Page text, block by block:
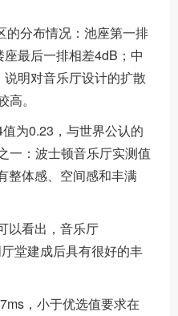
的分布情况：池座第一排
最后一排相差4dB；中
明对音乐厅设计的扩散
。
为0.23，与世界公认的
一：波士顿音乐厅实测值
整体感、空间感和丰满
以看出，音乐厅
堂建成后具有很好的丰
，小于优选值要求在